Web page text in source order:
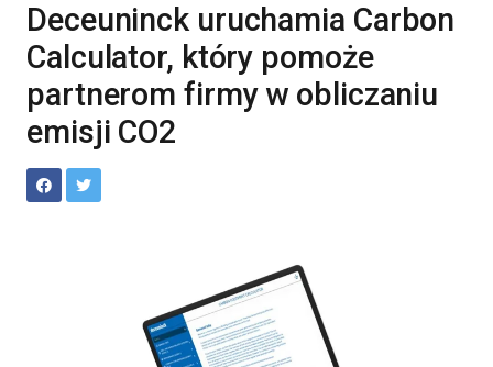
Deceuninck uruchamia Carbon
Calculator, który pomoże
partnerom firmy w obliczaniu
emisji CO2